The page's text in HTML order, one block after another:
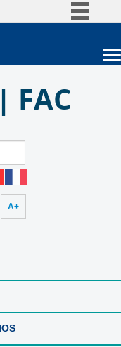
à informação
Unidades acadêmicas
Estude na UnB
FAC
A+